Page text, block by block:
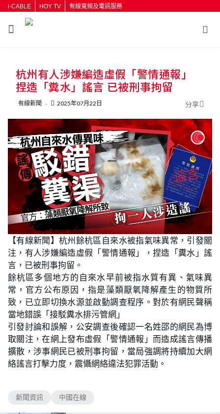
i-CABLE HOY TV 有線寬頻及電訊服務
按輸入鍵開始搜尋
杭州有人涉嫌編造虛假「警情通報」
捏造「糞水」謠言 已被刑事拘留
有線新聞 2025年07月22日 分享
【有線新聞】杭州餘杭區自來水被指氣味異常，引發關
注，有人涉嫌編造虛假「警情通報」，捏造「糞水」謠
言，已被刑事拘留。
餘杭區多個地方的自來水早前被指水質有異、氣味異
常，官方公布原因，指是藻類厭氧降解產生的物質所
致，已立即切換水源並啟動調查程序。對於有網民聲稱
當地錯誤「接駁糞水排污管網」
引發討論和誤解，公安調查後確認一名姓邵的網民為博
取關注，在網上發布虛假「警情通報」而造成謠言傳播
擴散，涉事網民已被刑事拘留，當局強調將持續加大網
絡謠言打擊力度，震懾網絡違法犯罪活動。
新聞資訊 中國在線